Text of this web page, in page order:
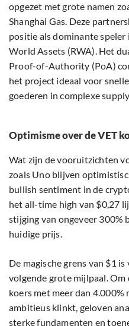
opgezet met grote namen
Shanghai Gas. Deze
positie als dominante speler
World Assets (RWA). Het
Proof-of-Authority (PoA)
het project ideaal voor
goederen in complexe
Optimisme over de VET
Wat zijn de vooruitzichten
zoals Uno blijven
bullish sentiment in de
het all-time high van $0,27
stijging van ongeveer 300%
huidige prijs.
De magische grens van $1
volgende grote mijlpaal.
koers met meer dan
ambitieus klinkt, geloven
sterke fundamenten en